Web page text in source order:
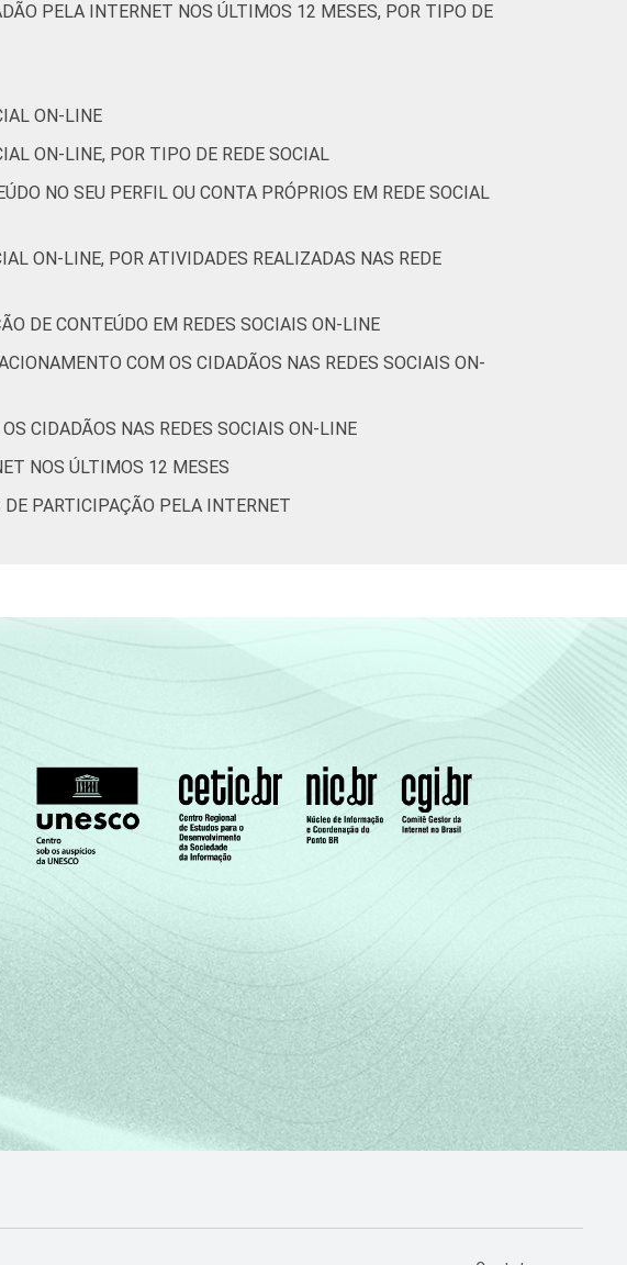
2017
PELA INTERNET NOS ÚLTIMOS 12 MESES, POR TIPO DE
ON-LINE
ON-LINE, POR TIPO DE REDE SOCIAL
NO SEU PERFIL OU CONTA PRÓPRIOS EM REDE SOCIAL
ON-LINE, POR ATIVIDADES REALIZADAS NAS REDE
DE CONTEÚDO EM REDES SOCIAIS ON-LINE
COM OS CIDADÃOS NAS REDES SOCIAIS ON-
CIDADÃOS NAS REDES SOCIAIS ON-LINE
NOS ÚLTIMOS 12 MESES
PARTICIPAÇÃO PELA INTERNET